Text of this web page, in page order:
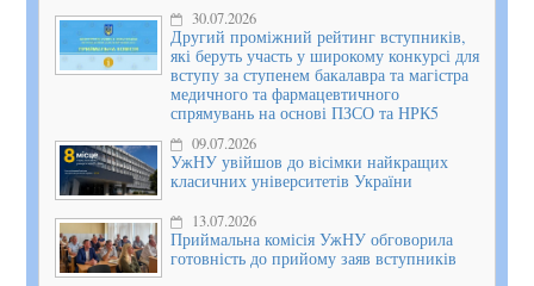
30.07.2026
Другий проміжний рейтинг вступників,
які беруть участь у широкому конкурсі для
вступу за ступенем бакалавра та магістра
медичного та фармацевтичного
спрямувань на основі ПЗСО та НРК5
09.07.2026
УжНУ увійшов до вісімки найкращих
класичних університетів України
13.07.2026
Приймальна комісія УжНУ обговорила
готовність до прийому заяв вступників